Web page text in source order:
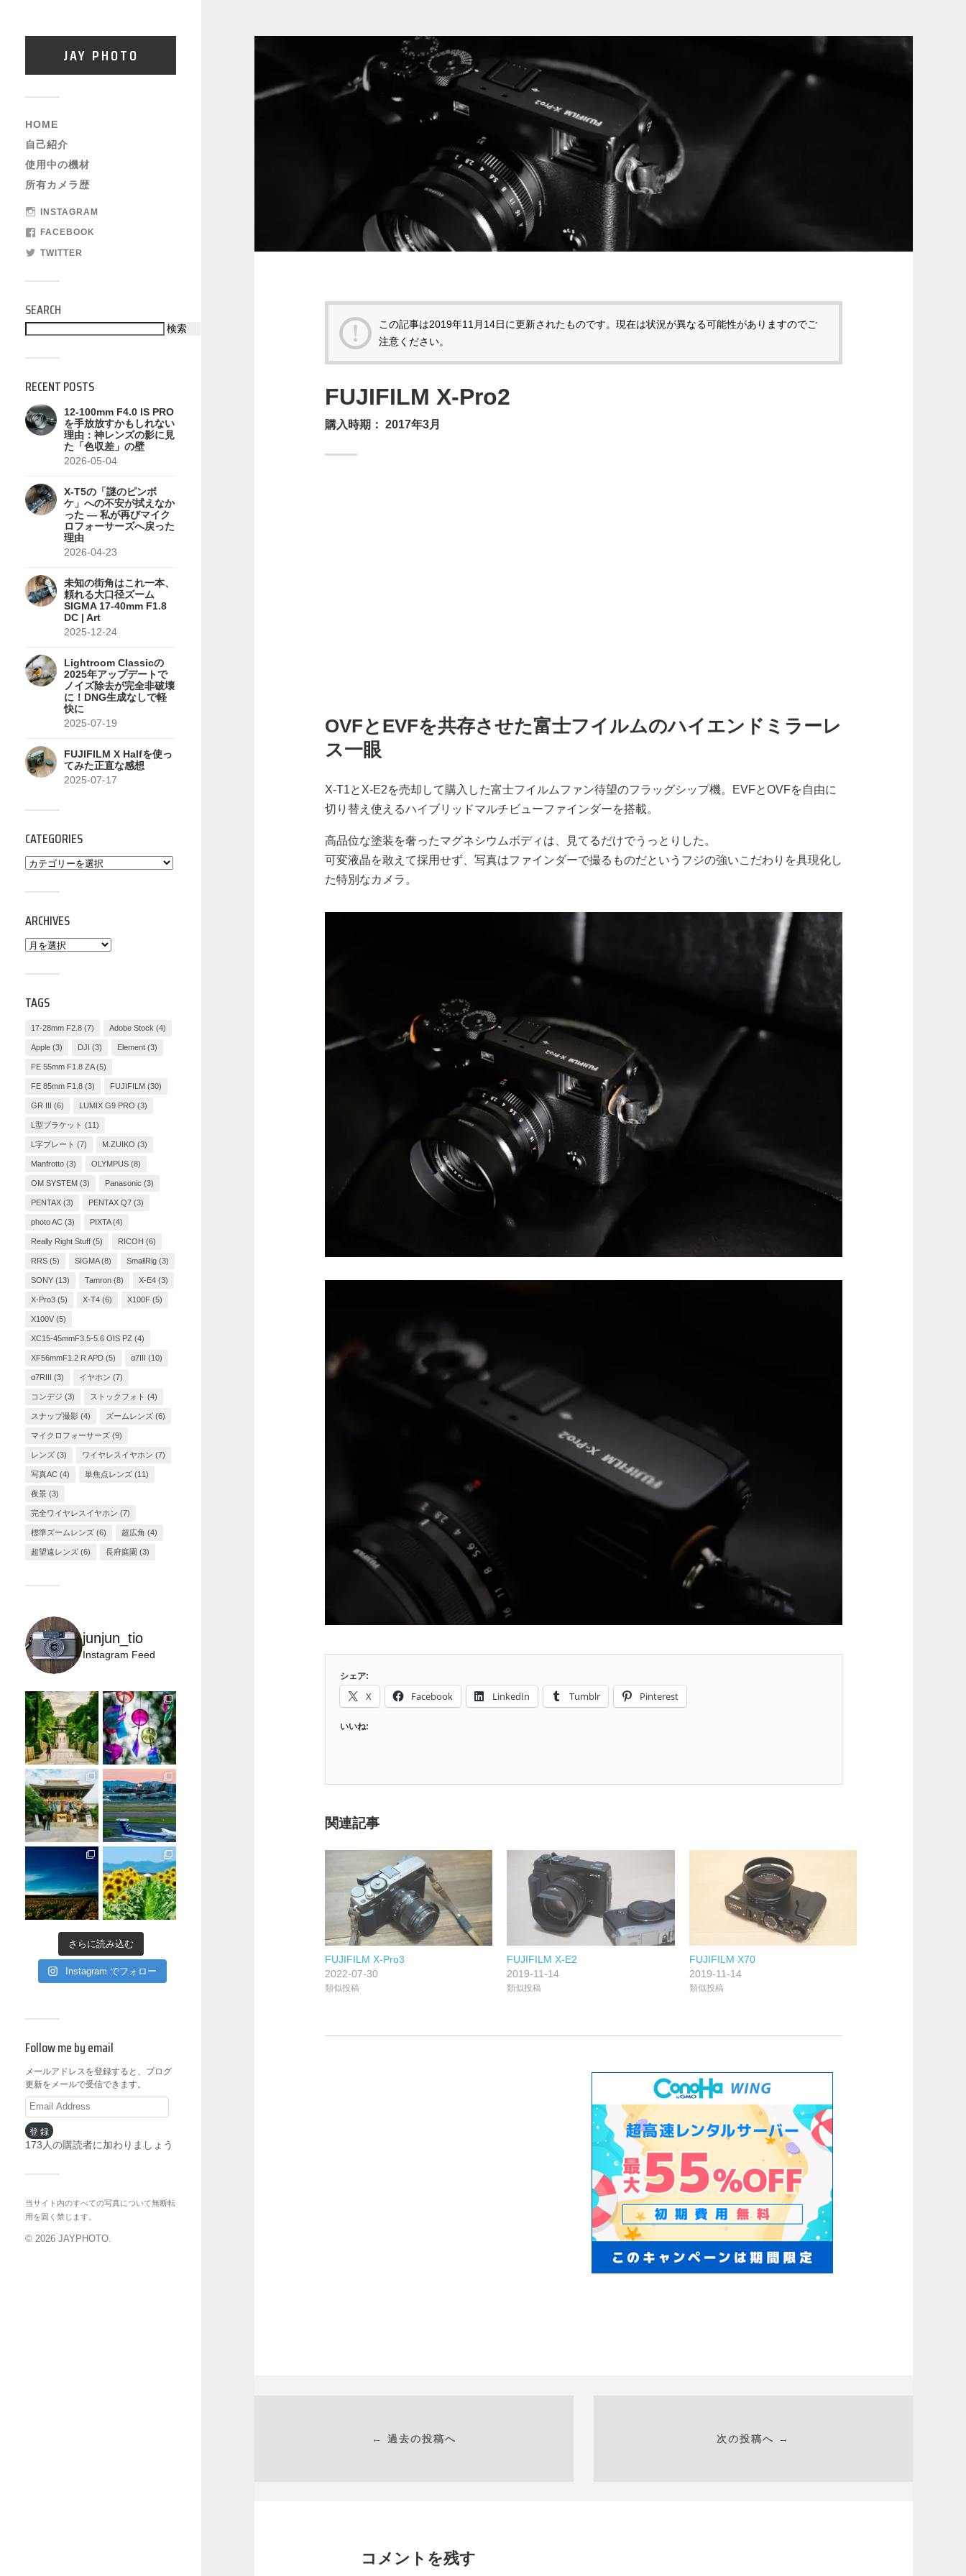
JAY PHOTO
HOME
自己紹介
使用中の機材
所有カメラ歴
INSTAGRAM
FACEBOOK
TWITTER
SEARCH
検索
RECENT POSTS
12-100mm F4.0 IS PRO
を手放放すかもしれない
理由：神レンズの影に見
た「色収差」の壁
2026-05-04
X-T5の「謎のピンボ
ケ」への不安が拭えなか
った — 私が再びマイク
ロフォーサーズへ戻った
理由
2026-04-23
未知の街角はこれ一本、
頼れる大口径ズーム
SIGMA 17-40mm F1.8
DC | Art
2025-12-24
Lightroom Classicの
2025年アップデートで
ノイズ除去が完全非破壊
に！DNG生成なしで軽
快に
2025-07-19
FUJIFILM X Halfを使っ
てみた正直な感想
2025-07-17
CATEGORIES
ARCHIVES
TAGS
17-28mm F2.8 (7) Adobe Stock (4)
Apple (3) DJI (3) Element (3)
FE 55mm F1.8 ZA(5)
FE 85mm F1.8 (3) FUJIFILM (30)
GR III (6) LUMIX G9 PRO (3)
L型ブラケット (11)
L字プレート (7) M.ZUIKO (3)
Manfrotto (3) OLYMPUS (8)
OM SYSTEM (3) Panasonic (3)
PENTAX (3) PENTAX Q7 (3)
photo AC (3) PIXTA(4)
Really Right Stuff (5) RICOH (6)
RRS (5) SIGMA(8) SmallRig (3)
SONY (13) Tamron (8) X-E4 (3)
X-Pro3 (5) X-T4 (6) X100F (5)
X100V (5)
XC15-45mmF3.5-5.6 OIS PZ (4)
XF56mmF1.2 R APD (5) α7III (10)
α7RIII (3) イヤホン (7)
コンデジ (3) ストックフォト (4)
スナップ撮影 (4) ズームレンズ (6)
マイクロフォーサーズ (9)
レンズ (3) ワイヤレスイヤホン (7)
写真AC (4) 単焦点レンズ (11)
夜景 (3)
完全ワイヤレスイヤホン (7)
標準ズームレンズ (6) 超広角 (4)
超望遠レンズ (6) 長府庭園 (3)
junjun_tio
Instagram Feed
さらに読み込む
Instagram でフォロー
Follow me by email
メールアドレスを登録すると、ブログ
更新をメールで受信できます。
登録
173人の購読者に加わりましょう
当サイト内のすべての写真について無断転
用を固く禁じます。
© 2026 JAYPHOTO.
この記事は2019年11月14日に更新されたものです。現在は状況が異なる可能性がありますのでご
注意ください。
FUJIFILM X-Pro2
購入時期： 2017年3月
OVFとEVFを共存させた富士フイルムのハイエンドミラーレ
ス一眼
X-T1とX-E2を売却して購入した富士フイルムファン待望のフラッグシップ機。EVFとOVFを自由に
切り替え使えるハイブリッドマルチビューファインダーを搭載。
高品位な塗装を奢ったマグネシウムボディは、見てるだけでうっとりした。
可変液晶を敢えて採用せず、写真はファインダーで撮るものだというフジの強いこだわりを具現化し
た特別なカメラ。
シェア:
X Facebook LinkedIn Tumblr Pinterest
いいね:
関連記事
FUJIFILM X-Pro3
2022-07-30
類似投稿
FUJIFILM X-E2
2019-11-14
類似投稿
FUJIFILM X70
2019-11-14
類似投稿
← 過去の投稿へ 次の投稿へ →
コメントを残す